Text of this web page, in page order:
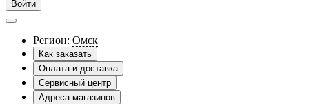
Регион: Омск
Как заказать
Оплата и доставка
Сервисный центр
Адреса магазинов